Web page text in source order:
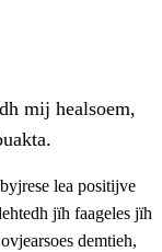
mij healsoem,
lea positijve
jïh faageles jïh
demtieh,